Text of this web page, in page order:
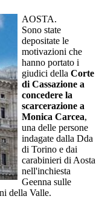
AOSTA.
Sono state
depositate le
motivazioni che
hanno portato i
giudici della Corte
di Cassazione a
concedere la
scarcerazione a
Monica Carcea,
una delle persone
indagate dalla Dda
di Torino e dai
carabinieri di Aosta
nell'inchiesta
Geenna sulle
della Valle.